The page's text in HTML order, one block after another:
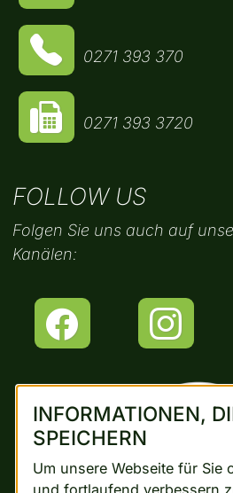
0271 393 370
0271 393 3720
FOLLOW US
Folgen Sie uns auch auf
Kanälen:
INFORMATIONEN,
SPEICHERN
Um unsere Webseite für Sie
und fortlaufend verbessern